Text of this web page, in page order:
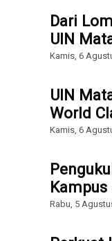
Dari
UIN
Kamis, 6
UIN
World
Kamis, 6
Kampus
Rabu, 5